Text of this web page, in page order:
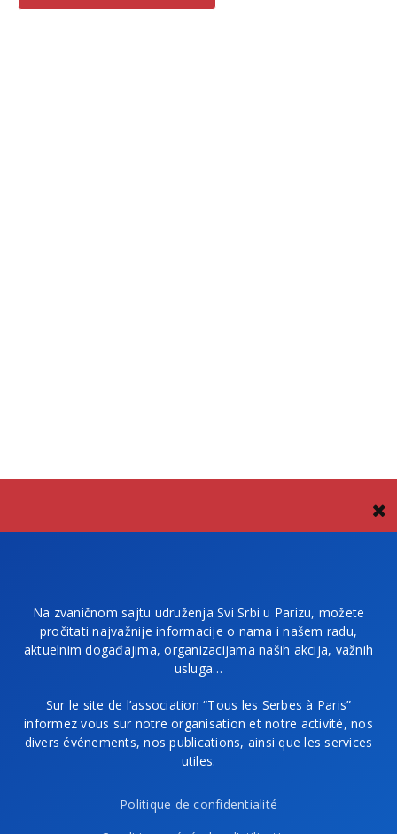
Na zvaničnom sajtu udruženja Svi Srbi u Parizu, možete
pročitati najvažnije informacije o nama i našem radu,
aktuelnim događajima, organizacijama naših akcija, važnih
usluga…
Sur le site de l’association “Tous les Serbes à Paris”
informez vous sur notre organisation et notre activité, nos
divers événements, nos publications, ainsi que les services
utiles.
Politique de confidentialité